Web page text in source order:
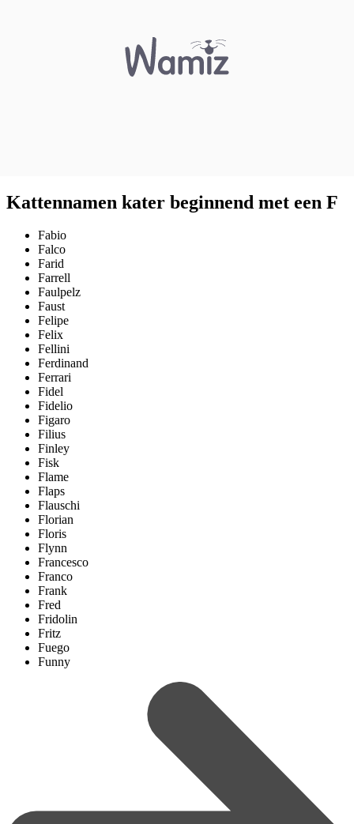
Kattennamen kater beginnend met een F
Fabio
Falco
Farid
Farrell
Faulpelz
Faust
Felipe
Felix
Fellini
Ferdinand
Ferrari
Fidel
Fidelio
Figaro
Filius
Finley
Fisk
Flame
Flaps
Flauschi
Florian
Floris
Flynn
Francesco
Franco
Frank
Fred
Fridolin
Fritz
Fuego
Funny